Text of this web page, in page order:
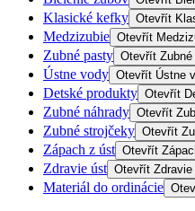
Klasické kefky Otevřít
Medzizubie Otevřít
Zubné pasty Otevřít
Ústne vody Otevřít Ústne
Detské produkty Otevřít
Zubné náhrady Otevřít
Zubné strojčeky Otevřít
Zápach z úst Otevřít
Zdravie úst Otevřít
Materiál do ordinácie